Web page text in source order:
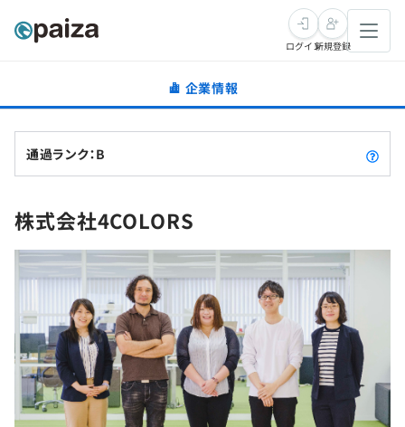
転職成功ガイド
転職エージェント
インタビュー
新卒就活
求人検索
本選考
インターン
新卒エージェント
イベント・セミナー
学習
講座一覧
問題集
4択課題
ナレッジ
スキルチェック
プログラミング言語
SQL
評価結果一覧
ゲーム・マンガ
メディア
Tech Team Journal
paizaとは？
ログイン新規登録
企業情報
通過ランク：B
株式会社4COLORS